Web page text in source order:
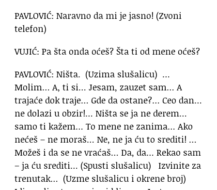
PAVLOVIĆ: Naravno da mi je jasno! (Zvoni
telefon)
VUJIĆ: Pa šta onda oćeš? Šta ti od mene oćeš?
PAVLOVIĆ: Ništa. (Uzima slušalicu) …
Molim… A, ti si… Jesam, zauzet sam… A
trajaće dok traje… Gde da ostane?… Ceo dan…
ne dolazi u obzir!… Ništa se ja ne derem…
samo ti kažem… To mene ne zanima… Ako
nećeš – ne moraš… Ne, ne ja ću to srediti! …
Možeš i da se ne vraćaš… Da, da… Rekao sam
– ja ću srediti… (Spusti slušalicu) Izvinite za
trenutak… (Uzme slušalicu i okrene broj)